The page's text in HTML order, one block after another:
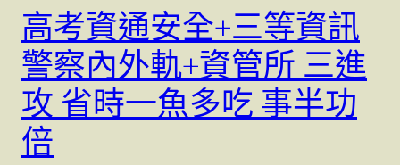
高考資通安全+三等資訊
警察內外軌+資管所 三進
攻 省時一魚多吃 事半功
倍